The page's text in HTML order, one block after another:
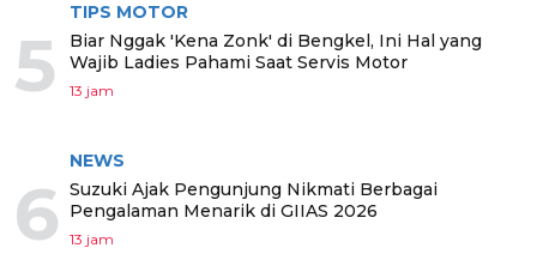
5
TIPS MOTOR
Biar Nggak 'Kena Zonk' di Bengkel, Ini Hal yang
Wajib Ladies Pahami Saat Servis Motor
13 jam
6
NEWS
Suzuki Ajak Pengunjung Nikmati Berbagai
Pengalaman Menarik di GIIAS 2026
13 jam